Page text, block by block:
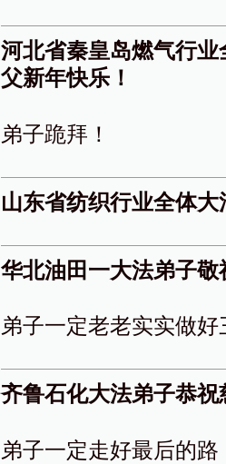
河北省秦皇岛燃气行
父新年快乐！
弟子跪拜！
山东省纺织行业全体
华北油田一大法弟子
弟子一定老老实实做
齐鲁石化大法弟子恭
弟子一定走好最后的